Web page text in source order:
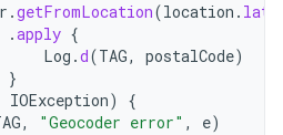
.getFromLocation(location .
.apply {
Log .d(TAG, postalCode)
}
IOException)
{
, "Geocoder error" , e)